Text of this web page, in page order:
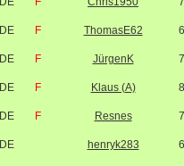
DE F ThomasE62
DE F JürgenK
DE F Klaus (A)
DE F Resnes
DE henryk283